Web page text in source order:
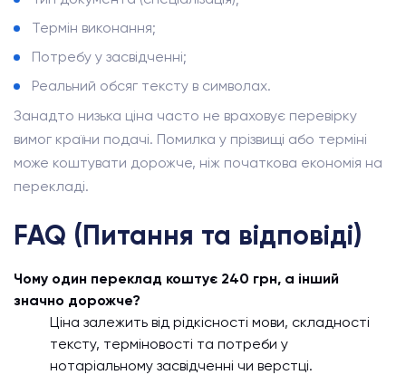
Термін виконання;
Потребу у засвідченні;
Реальний обсяг тексту в символах.
Занадто низька ціна часто не враховує перевірку
вимог країни подачі. Помилка у прізвищі або терміні
може коштувати дорожче, ніж початкова економія на
перекладі.
FAQ (Питання та відповіді)
Чому один переклад коштує 240 грн, а інший
значно дорожче?
Ціна залежить від рідкісності мови, складності
тексту, терміновості та потреби у
нотаріальному засвідченні чи верстці.